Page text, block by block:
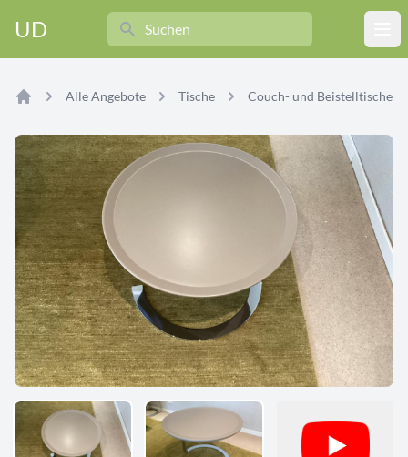
UD
Search
Alle Angebote Tische Couch- und Beistelltische